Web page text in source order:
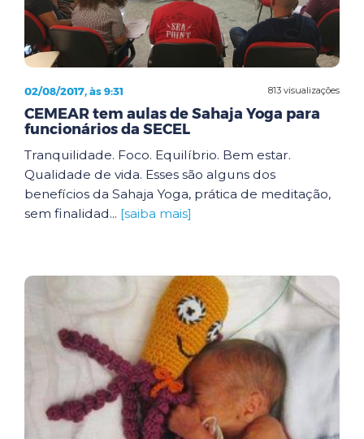
813 visualizações
02/08/2017, às 9:31
CEMEAR tem aulas de Sahaja Yoga para
funcionários da SECEL
Tranquilidade. Foco. Equilíbrio. Bem estar.
Qualidade de vida. Esses são alguns dos
benefícios da Sahaja Yoga, prática de meditação,
sem finalidad... [saiba mais]